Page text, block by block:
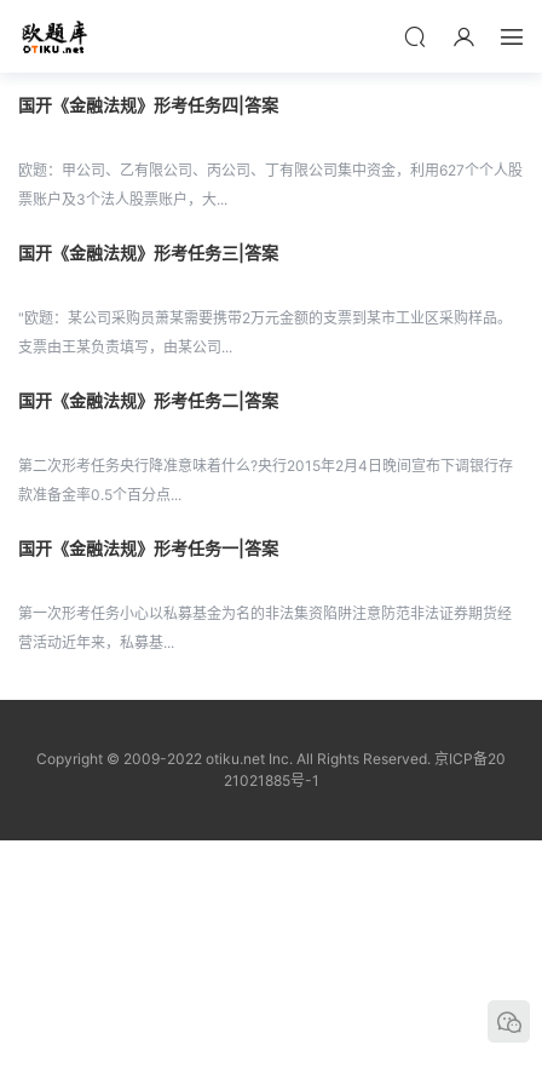
国开《金融法规》形考任务四|答案
欧题：甲公司、乙有限公司、丙公司、丁有限公司集中资金，利用627个个人股
票账户及3个法人股票账户，大...
国开《金融法规》形考任务三|答案
"欧题：某公司采购员萧某需要携带2万元金额的支票到某市工业区采购样品。
支票由王某负责填写，由某公司...
国开《金融法规》形考任务二|答案
第二次形考任务央行降准意味着什么?央行2015年2月4日晚间宣布下调银行存
款准备金率0.5个百分点...
国开《金融法规》形考任务一|答案
第一次形考任务小心以私募基金为名的非法集资陷阱注意防范非法证券期货经
营活动近年来，私募基...
Copyright © 2009-2022 otiku.net Inc. All Rights Reserved. 京ICP备20
21021885号-1